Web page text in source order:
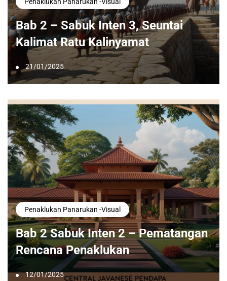
Penaklukan Panarukan -visual
Bab 2 – Sabuk Inten 3, Seuntai
Kalimat Ratu Kalinyamat
21/01/2025
Penaklukan Panarukan -visual
Bab 2 Sabuk Inten 2 – Pematangan
Rencana Penaklukan
12/01/2025